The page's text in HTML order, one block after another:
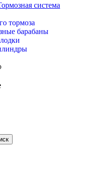
система
тормоза
барабаны